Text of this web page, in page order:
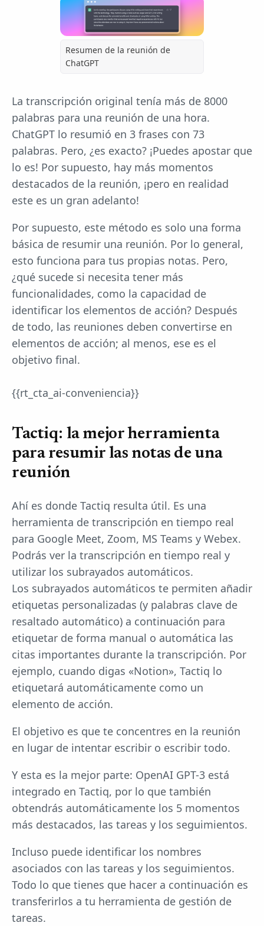
Resumen de la reunión de
ChatGPT
La transcripción original tenía más de 8000
palabras para una reunión de una hora.
ChatGPT lo resumió en 3 frases con 73
palabras. Pero, ¿es exacto? ¡Puedes apostar que
lo es! Por supuesto, hay más momentos
destacados de la reunión, ¡pero en realidad
este es un gran adelanto!
Por supuesto, este método es solo una forma
básica de resumir una reunión. Por lo general,
esto funciona para tus propias notas. Pero,
¿qué sucede si necesita tener más
funcionalidades, como la capacidad de
identificar los elementos de acción? Después
de todo, las reuniones deben convertirse en
elementos de acción; al menos, ese es el
objetivo final.
{{rt_cta_ai-conveniencia}}
Tactiq: la mejor herramienta
para resumir las notas de una
reunión
Ahí es donde Tactiq resulta útil. Es una
herramienta de transcripción en tiempo real
para Google Meet, Zoom, MS Teams y Webex.
Podrás ver la transcripción en tiempo real y
utilizar los subrayados automáticos.
Los subrayados automáticos te permiten añadir
etiquetas personalizadas (y palabras clave de
resaltado automático) a continuación para
etiquetar de forma manual o automática las
citas importantes durante la transcripción. Por
ejemplo, cuando digas «Notion», Tactiq lo
etiquetará automáticamente como un
elemento de acción.
El objetivo es que te concentres en la reunión
en lugar de intentar escribir o escribir todo.
Y esta es la mejor parte: OpenAI GPT-3 está
integrado en Tactiq, por lo que también
obtendrás automáticamente los 5 momentos
más destacados, las tareas y los seguimientos.
Incluso puede identificar los nombres
asociados con las tareas y los seguimientos.
Todo lo que tienes que hacer a continuación es
transferirlos a tu herramienta de gestión de
tareas.